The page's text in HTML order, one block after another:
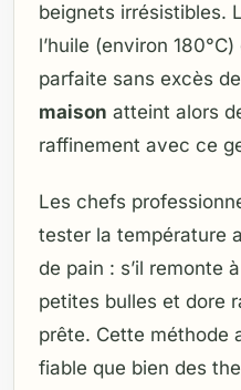
beignets irrésistibles.
l’huile (environ
parfaite sans excès
maison atteint alors
raffinement avec ce
Les chefs
tester la température
de pain : s’il remonte
petites bulles et dore
prête. Cette méthode
fiable que bien des